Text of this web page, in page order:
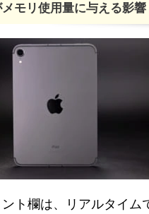
モリ使用量に与える影響
ト欄は、リアルタイム